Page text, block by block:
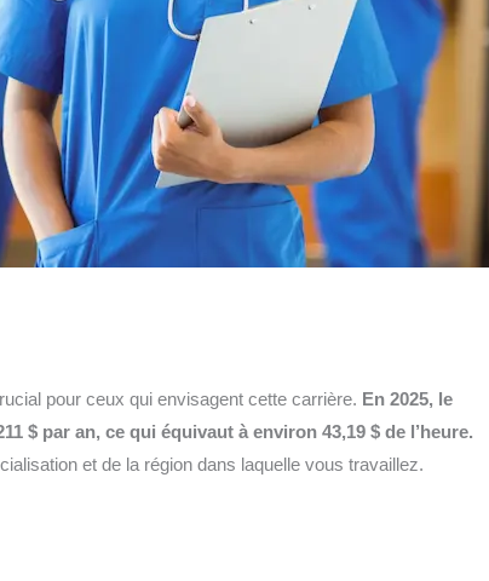
pour ceux qui envisagent cette carrière. En 2025, le
$ par an, ce qui équivaut à environ 43,19 $ de l’heure.
et de la région dans laquelle vous travaillez.